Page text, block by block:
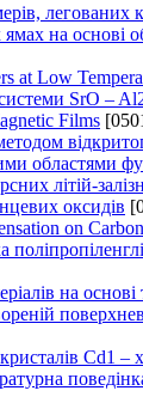
на основі
at Low
SrO –
Films
областями
літій-
оксидів
on
на
Cd1 –